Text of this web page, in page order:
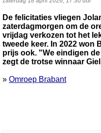
De felicitaties vliegen
zaterdagmorgen om de
vrijdag verkozen tot het
tweede keer. In 2022 won
prijs ook. "We eindigen
zegt de trotse winnaar
» Omroep Brabant